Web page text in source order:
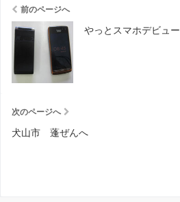
前のページへ
やっとスマホデビュー
次のページへ
犬山市 蓬ぜんへ